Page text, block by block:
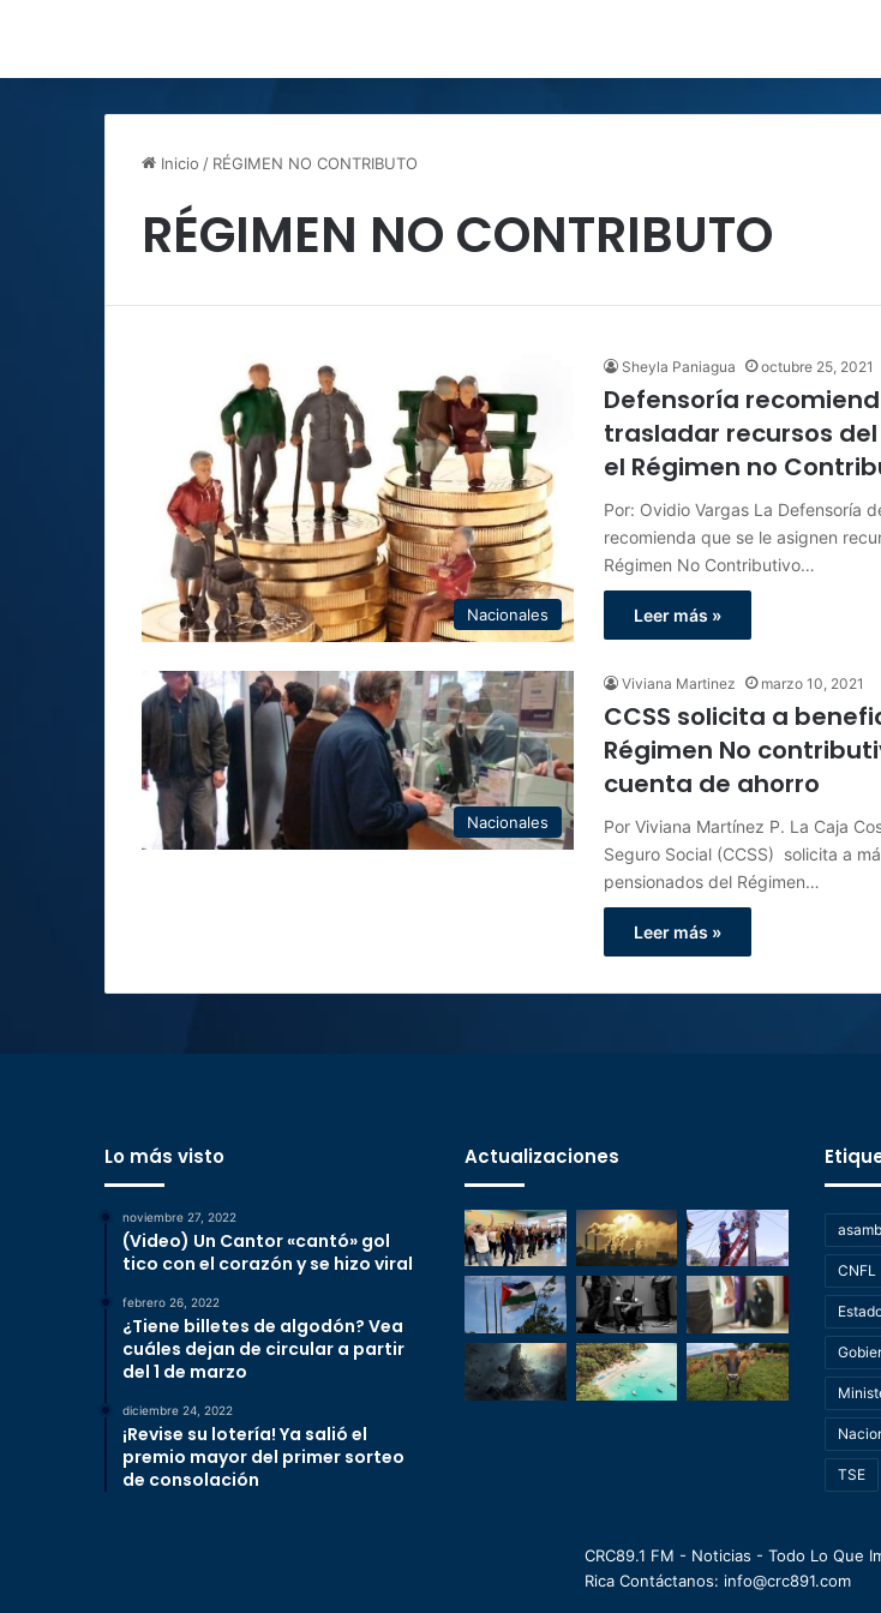
Inicio / RÉGIMEN NO CONTRIBUTO
RÉGIMEN NO CONTRIBUTO
Nacionales
Sheyla Paniagua octubre 25, 2021
Defensoría
trasladar recursos del
el Régimen no
Por: Ovidio Vargas La Defensoría
recomienda que se le asignen
Régimen No Contributivo…
Leer más »
Nacionales
Viviana Martinez marzo 10, 2021
CCSS solicita a
Régimen No
cuenta de ahorro
Por Viviana Martínez P. La Caja
Seguro Social (CCSS) solicita a
pensionados del Régimen…
Leer más »
Lo más visto
noviembre 27, 2022
(Video) Un Cantor «cantó» gol
tico con el corazón y se hizo viral
febrero 26, 2022
¿Tiene billetes de algodón? Vea
cuáles dejan de circular a partir
del 1 de marzo
diciembre 24, 2022
¡Revise su lotería! Ya salió el
premio mayor del primer sorteo
de consolación
Actualizaciones
CNFL
TSE
CRC89.1 FM - Noticias - Todo Lo Que
Rica Contáctanos: info@crc891.com